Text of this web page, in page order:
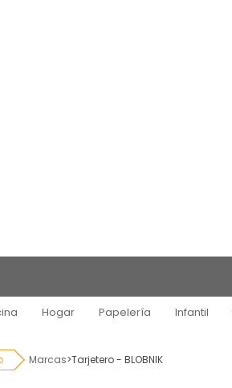
Hogar Papelería Infantil
Marcas>Tarjetero - BLOBNIK